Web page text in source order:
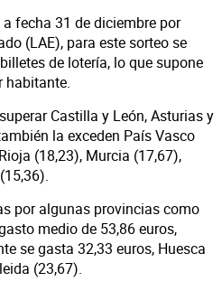
fecha 31 de diciembre por
(LAE), para este sorteo se
de lotería, lo que supone
habitante.
Castilla y León, Asturias y
la exceden País Vasco
(18,23), Murcia (17,67),
por algunas provincias como
medio de 53,86 euros,
se gasta 32,33 euros, Huesca
(23,67).